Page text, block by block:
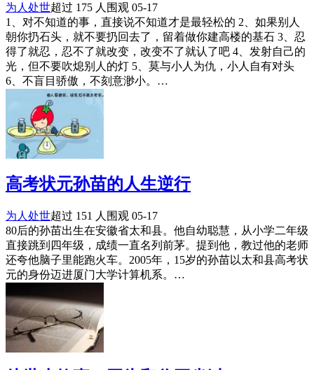
为人处世超过 175 人围观 05-17
1、对不知道的事，直接说不知道才是最轻松的 2、如果别人
朝你扔石头，就不要扔回去了，留着做你建高楼的基石 3、忍
得了就忍，忍不了就改变，改变不了就认了吧 4、发射自己的
光，但不要吹熄别人的灯 5、莫与小人为仇，小人自有对头
6、不盲目骄傲，不刻意渺小。…
高考状元孙苗的人生逆行
为人处世超过 151 人围观 05-17
80后的孙苗出生在安徽省太和县。他自幼聪慧，从小学二年级
直接跳到四年级，成绩一直名列前茅。提到他，教过他的老师
还夸他脑子里能跑火车。2005年，15岁的孙苗以太和县高考状
元的身份迈进厦门大学计算机系。…